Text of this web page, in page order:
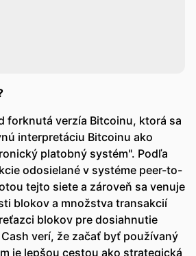
forknutá verzía Bitcoinu, ktorá sa
interpretáciu Bitcoinu ako
platobný systém". Podľa
odosielané v systéme peer-to-
tejto siete a zároveň sa venuje
blokov a množstva transakcií
blokov pre dosiahnutie
verí, že začať byť používaný
je lepšou cestou ako strategická